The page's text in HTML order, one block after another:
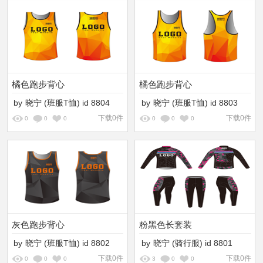
橘色跑步背心
by 晓宁 (班服T恤) id 8804
0 0 0 下载0件
橘色跑步背心
by 晓宁 (班服T恤) id 8803
0 0 0 下载0件
灰色跑步背心
by 晓宁 (班服T恤) id 8802
0 0 0 下载0件
粉黑色长套装
by 晓宁 (骑行服) id 8801
3 0 0 下载0件